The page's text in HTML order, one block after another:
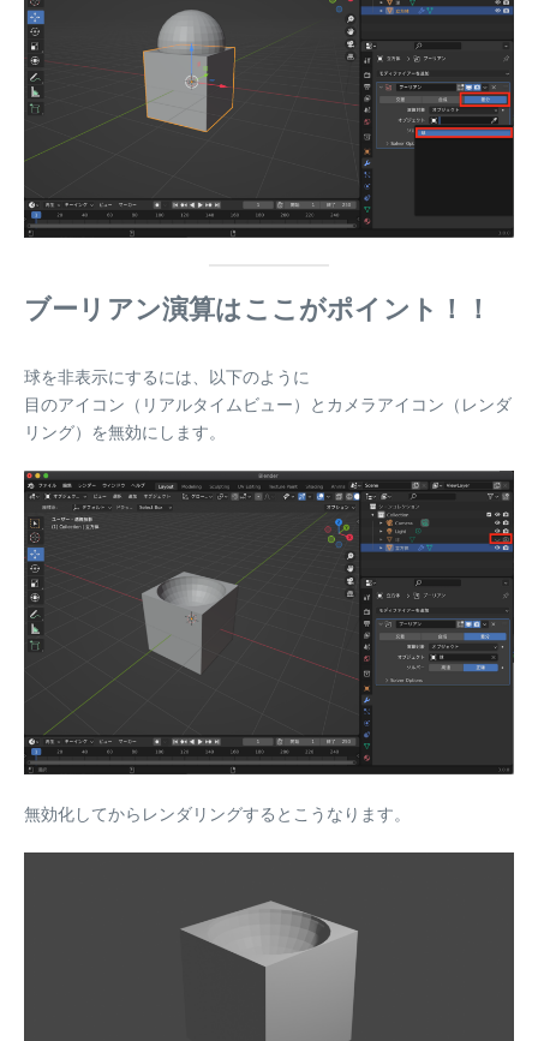
ブーリアン演算はここがポイント！！
球を非表示にするには、以下のように
目のアイコン（リアルタイムビュー）とカメラアイコン（レンダ
リング）を無効にします。
無効化してからレンダリングするとこうなります。